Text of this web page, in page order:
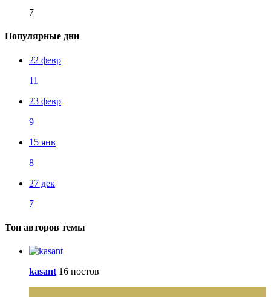
7
Популярные дни
22 февр
11
23 февр
9
15 янв
8
27 дек
7
Топ авторов темы
kasant 16 постов